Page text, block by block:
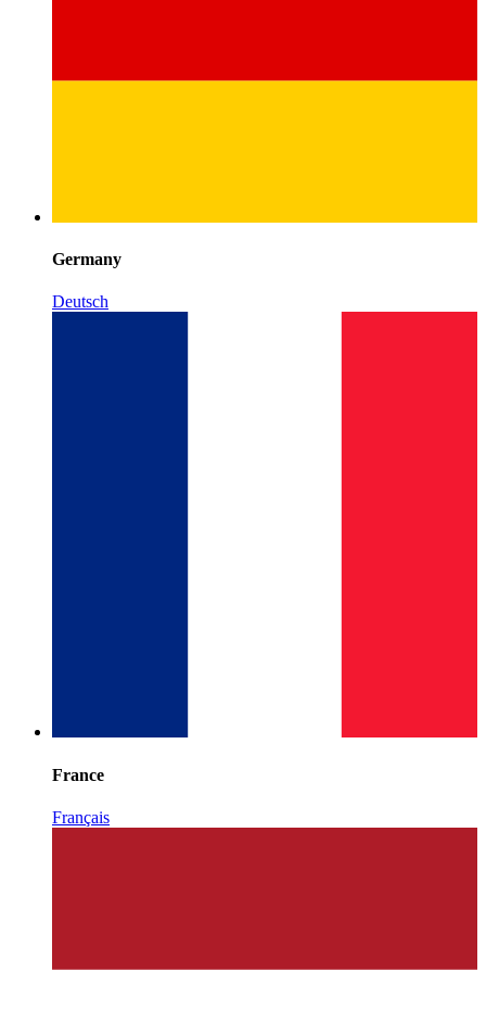
Germany
Deutsch
France
Français